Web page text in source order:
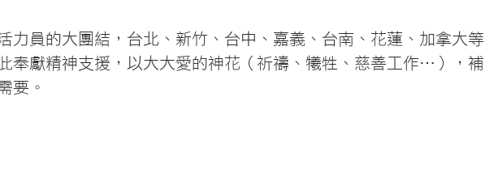
力員的大團結，台北、新竹、台中、嘉義、台南、花蓮、加拿大等
奉獻精神支援，以大大愛的神花（祈禱、犧牲、慈善工作…），補
要。